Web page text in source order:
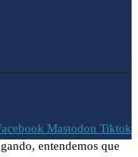
Mastodon Tiktok
entendemos que